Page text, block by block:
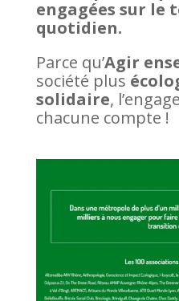
engagées sur le
quotidien.
Parce qu’Agir
société plus
solidaire,
chacune compte !